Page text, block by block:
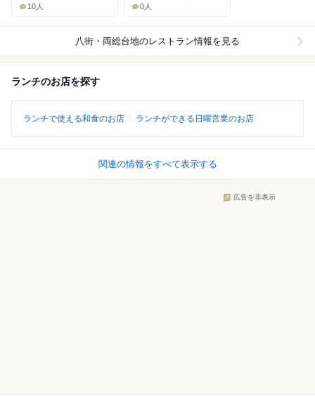
10人 0人
八街・両総台地のレストラン情報を見る
ランチのお店を探す
ランチで使える和食のお店 ランチができる日曜営業のお店
関連の情報をすべて表示する
広告を非表示